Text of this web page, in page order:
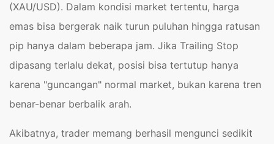
(XAU/USD). Dalam kondisi market tertentu, harga
emas bisa bergerak naik turun puluhan hingga ratusan
pip hanya dalam beberapa jam. Jika Trailing Stop
dipasang terlalu dekat, posisi bisa tertutup hanya
karena "guncangan" normal market, bukan karena tren
benar-benar berbalik arah.
Akibatnya, trader memang berhasil mengunci sedikit